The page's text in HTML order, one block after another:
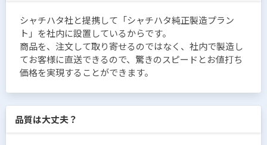
シャチハタ社と提携して「シャチハタ純正製造プラン
ト」を社内に設置しているからです。
商品を、注文して取り寄せるのではなく、社内で製造し
てお客様に直送できるので、驚きのスピードとお値打ち
価格を実現することができます。
品質は大丈夫？